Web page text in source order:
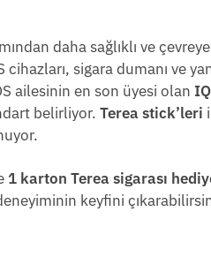
daha sağlıklı ve
sigara dumanı ve
ailesinin en son üyesi olan
belirliyor. Terea stick’leri
1 karton Terea sigarası
keyfini